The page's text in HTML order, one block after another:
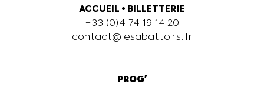
ACCUEIL • BILLETTERIE
+33 (0)4 74 19 14 20
contact@lesabattoirs.fr
PROG'